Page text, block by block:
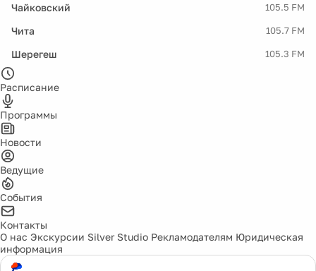
Чайковский 105.5 FM
Чита 105.7 FM
Шерегеш 105.3 FM
Расписание
Программы
Новости
Ведущие
События
Контакты
О нас Экскурсии Silver Studio Рекламодателям Юридическая
информация